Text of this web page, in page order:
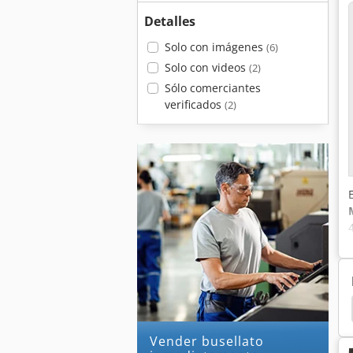
Detalles
Solo con imágenes (6)
Solo con videos (2)
Sólo comerciantes
verificados (2)
Vender busellato
Biesse Rover 321 R Weeke